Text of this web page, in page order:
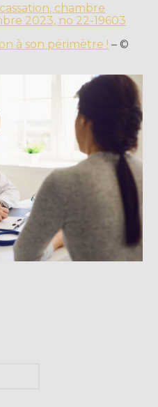
chambre
2023, no 22-19603
à son périmètre ! – ©